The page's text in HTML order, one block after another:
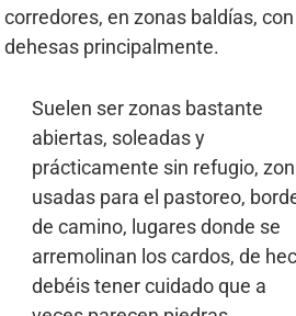
corredores, en zonas baldías,
dehesas principalmente.
Suelen ser zonas bastante
abiertas, soleadas y
prácticamente sin refugio,
usadas para el pastoreo,
de camino, lugares donde se
arremolinan los cardos, de
debéis tener cuidado que a